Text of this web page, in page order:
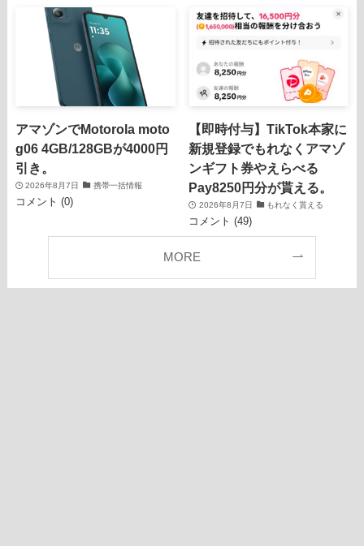
アマゾンでMotorola moto
g06 4GB/128GBが4000円
引き。
2026年8月7日 携帯一括情報
コメント (0)
【即時付与】TikTok本家に
新規登録でもれなくアマゾ
ンギフト券やえらべる
Pay8250円分が貰える。
2026年8月7日 もれなく貰える
コメント (49)
MORE